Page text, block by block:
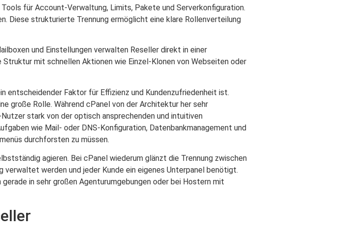
für Account-Verwaltung, Limits, Pakete und Serverkonfiguration.
Diese strukturierte Trennung ermöglicht eine klare Rollenverteilung
und Einstellungen verwalten Reseller direkt in einer
Struktur mit schnellen Aktionen wie Einzel-Klonen von Webseiten oder
entscheidender Faktor für Effizienz und Kundenzufriedenheit ist.
große Rolle. Während cPanel von der Architektur her sehr
stark von der optisch ansprechenden und intuitiven
wie Mail- oder DNS-Konfiguration, Datenbankmanagement und
durchforsten zu müssen.
agieren. Bei cPanel wiederum glänzt die Trennung zwischen
werden und jeder Kunde ein eigenes Unterpanel benötigt.
in sehr großen Agenturumgebungen oder bei Hostern mit